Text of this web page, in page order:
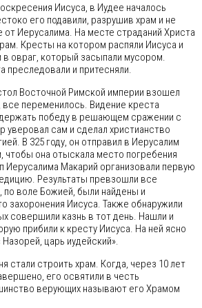
Иисуса, в Иудее началось
его подавили, разрушив храм и не
от Иерусалима. На месте страданий Христа
Кресты на котором распяли Иисуса и
в овраг, который засыпали мусором.
преследовали и притесняли.
Восточной Римской империи взошел
все переменилось. Видение креста
победу в решающем сражении с
уверовал сам и сделал христианство
В 325 году, он отправил в Иерусалим
чтобы она отыскала место погребения
Иерусалима Макарий организовали первую
Результаты превзошли все
воле Божией, были найдены и
захоронения Иисуса. Также обнаружили
совершили казнь в тот день. Нашли и
прибили к кресту Иисуса. На ней ясно
царь иудейский».
стали строить храм. Когда, через 10 лет
его освятили в честь
верующих называют его Храмом